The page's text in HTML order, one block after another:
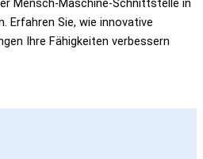
Mensch-Maschine-Schnittstelle in
Erfahren Sie, wie innovative
Ihre Fähigkeiten verbessern